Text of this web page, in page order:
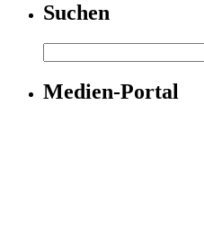
Suchen
Medien-Portal